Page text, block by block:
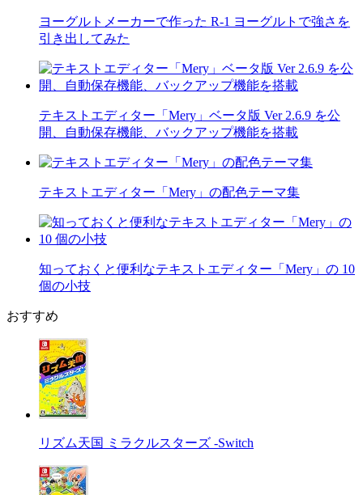
ヨーグルトメーカーで作った R-1 ヨーグルトで強さを
引き出してみた
テキストエディター「Mery」ベータ版 Ver 2.6.9 を公
開、自動保存機能、バックアップ機能を搭載
テキストエディター「Mery」の配色テーマ集
知っておくと便利なテキストエディター「Mery」の 10
個の小技
おすすめ
リズム天国 ミラクルスターズ -Switch